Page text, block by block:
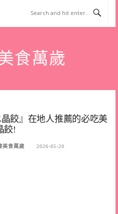
食萬歲
餃』在地人推薦的必吃美
餃!
美食萬歲 2026-05-20